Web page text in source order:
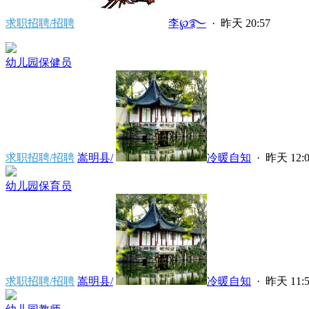
求职招聘/招聘 李℘࿐ · 昨天 20:57
幼儿园保健员
求职招聘/招聘 嵩明县/ 冷暖自知 · 昨天
幼儿园保育员
求职招聘/招聘 嵩明县/ 冷暖自知 · 昨天